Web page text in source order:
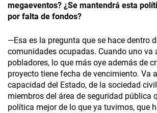
megaeventos? ¿Se mantendrá esta
por falta de fondos?
—Esa es la pregunta que se hace dentro
comunidades ocupadas. Cuando uno va
pobladores, lo que más oye además de
proyecto tiene fecha de vencimiento. Va
capacidad del Estado, de la sociedad
miembros del área de seguridad pública
política mejor de lo que ya tuvimos, que